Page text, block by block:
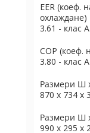
EER (коеф.
охлаждане)
3.61 - клас А
COP (коеф.
3.80 - клас А
Размери Ш
870 x 734 x
Размери Ш
990 x 295 x